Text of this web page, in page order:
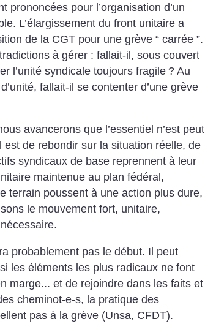
prononcées pour l’organisation d’un
L’élargissement du front unitaire a
de la CGT pour une grève “ carrée ”.
à gérer : fallait-il, sous couvert
l’unité syndicale toujours fragile ? Au
fallait-il se contenter d’une grève
avancerons que l’essentiel n’est peut
est de rebondir sur la situation réelle, de
syndicaux de base reprennent à leur
maintenue au plan fédéral,
terrain poussent à une action plus dure,
le mouvement fort, unitaire,
probablement pas le début. Il peut
les éléments les plus radicaux ne font
marge... et de rejoindre dans les faits et
cheminot-e-s, la pratique des
pas à la grève (Unsa, CFDT).